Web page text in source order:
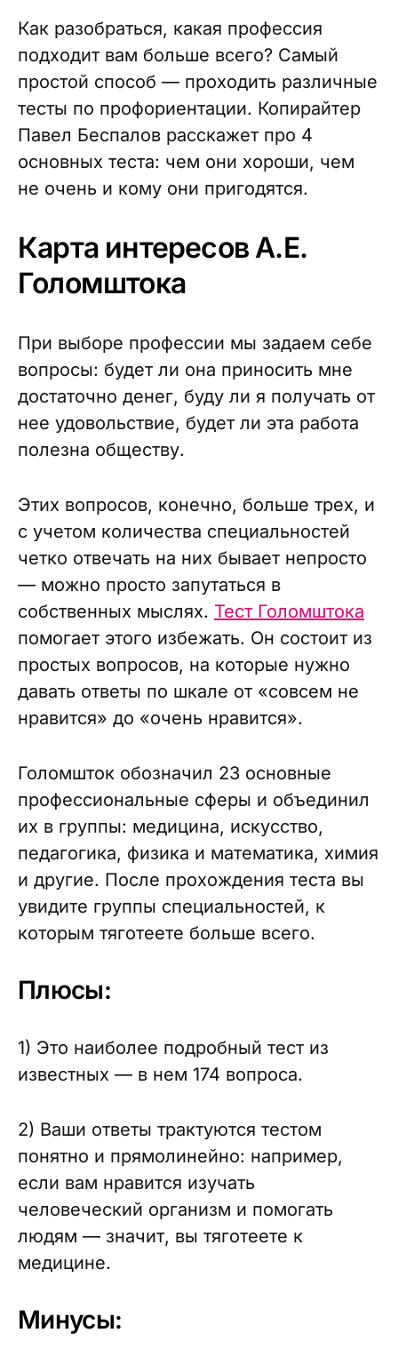
Как разобраться, какая профессия
подходит вам больше всего? Самый
простой способ — проходить различные
тесты по профориентации. Копирайтер
Павел Беспалов расскажет про 4
основных теста: чем они хороши, чем
не очень и кому они пригодятся.
Карта интересов А.Е.
Голомштока
При выборе профессии мы задаем себе
вопросы: будет ли она приносить мне
достаточно денег, буду ли я получать от
нее удовольствие, будет ли эта работа
полезна обществу.
Этих вопросов, конечно, больше трех, и
с учетом количества специальностей
четко отвечать на них бывает непросто
— можно просто запутаться в
собственных мыслях. Тест Голомштока
помогает этого избежать. Он состоит из
простых вопросов, на которые нужно
давать ответы по шкале от «совсем не
нравится» до «очень нравится».
Голомшток обозначил 23 основные
профессиональные сферы и объединил
их в группы: медицина, искусство,
педагогика, физика и математика, химия
и другие. После прохождения теста вы
увидите группы специальностей, к
которым тяготеете больше всего.
Плюсы:
1) Это наиболее подробный тест из
известных — в нем 174 вопроса.
2) Ваши ответы трактуются тестом
понятно и прямолинейно: например,
если вам нравится изучать
человеческий организм и помогать
людям — значит, вы тяготеете к
медицине.
Минусы: